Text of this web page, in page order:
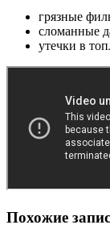
грязные
сломанные
утечки в
Похожие